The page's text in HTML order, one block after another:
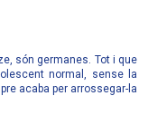
són germanes. Tot i que
normal, sense la
acaba per arrossegar-la